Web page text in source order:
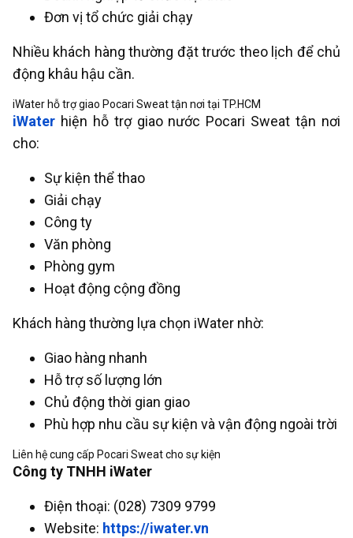
Đơn vị tổ chức giải chạy
Nhiều khách hàng thường đặt trước theo lịch để chủ
động khâu hậu cần.
iWater hỗ trợ giao Pocari Sweat tận nơi tại TP.HCM
iWater hiện hỗ trợ giao nước Pocari Sweat tận nơi
cho:
Sự kiện thể thao
Giải chạy
Công ty
Văn phòng
Phòng gym
Hoạt động cộng đồng
Khách hàng thường lựa chọn iWater nhờ:
Giao hàng nhanh
Hỗ trợ số lượng lớn
Chủ động thời gian giao
Phù hợp nhu cầu sự kiện và vận động ngoài trời
Liên hệ cung cấp Pocari Sweat cho sự kiện
Công ty TNHH iWater
Điện thoại: (028) 7309 9799
Website: https://iwater.vn